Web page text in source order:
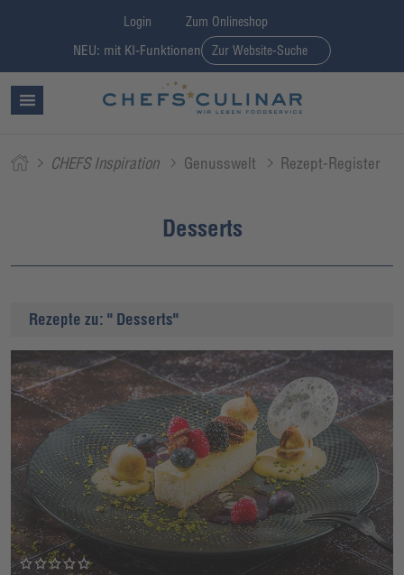
Login Zum Onlineshop
NEU: mit KI-Funktionen Zur Website-Suche
CHEFS Inspiration Genusswelt Rezept-Register
Desserts
Rezepte zu: " Desserts"